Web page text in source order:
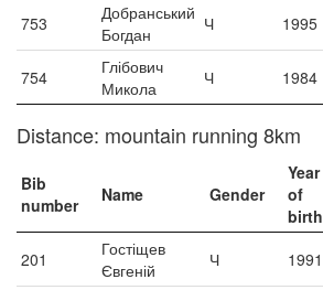
753
Добранський
Богдан
Ч 1995
754
Глібович
Микола
Ч 1984
Distance: mountain running 8km
Bib
number
Name Gender
Year
of
birth
201
Гостіщев
Євгеній
Ч 1991